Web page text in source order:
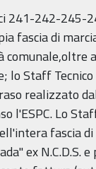
241-242-245-
fascia di
lo Staff
realizzato
l'ESPC. Lo
fascia
ex N.C.D.S.